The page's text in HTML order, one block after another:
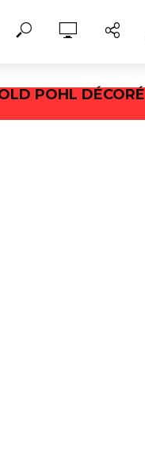
POHL DÉCORÉ